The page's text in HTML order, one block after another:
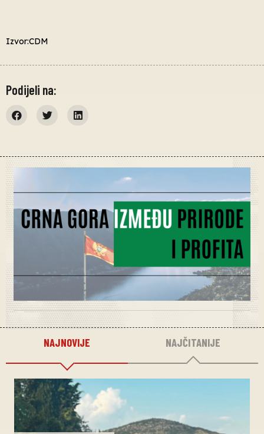
Izvor:CDM
Podijeli na:
NAJNOVIJE NAJČITANIJE